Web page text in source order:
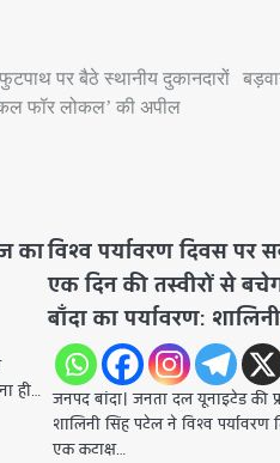
पर बैठे स्थानीय दुकानदारों
फॉर लोकल’ की अपील
का
ही…
विश्व पर्यावरण दिवस पर
एक दिन की तस्वीरों से
बाँदा का पर्यावरण: शालिनी
जनपद बांदा। जनता दल यूनाइटेड की
शालिनी सिंह पटेल ने विश्व
एक कटाक्ष…